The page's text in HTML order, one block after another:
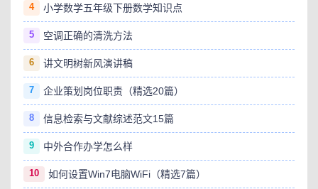
4 小学数学五年级下册数学知识点
5 空调正确的清洗方法
6 讲文明树新风演讲稿
7 企业策划岗位职责（精选20篇）
8 信息检索与文献综述范文15篇
9 中外合作办学怎么样
10 如何设置Win7电脑WiFi（精选7篇）